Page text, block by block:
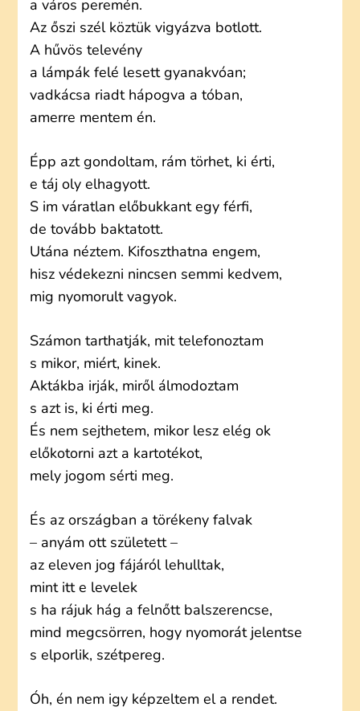
a város peremén.
Az őszi szél köztük vigyázva botlott.
A hűvös televény
a lámpák felé lesett gyanakvóan;
vadkácsa riadt hápogva a tóban,
amerre mentem én.
Épp azt gondoltam, rám törhet, ki érti,
e táj oly elhagyott.
S im váratlan előbukkant egy férfi,
de tovább baktatott.
Utána néztem. Kifoszthatna engem,
hisz védekezni nincsen semmi kedvem,
mig nyomorult vagyok.
Számon tarthatják, mit telefonoztam
s mikor, miért, kinek.
Aktákba irják, miről álmodoztam
s azt is, ki érti meg.
És nem sejthetem, mikor lesz elég ok
előkotorni azt a kartotékot,
mely jogom sérti meg.
És az országban a törékeny falvak
– anyám ott született –
az eleven jog fájáról lehulltak,
mint itt e levelek
s ha rájuk hág a felnőtt balszerencse,
mind megcsörren, hogy nyomorát jelentse
s elporlik, szétpereg.
Óh, én nem igy képzeltem el a rendet.